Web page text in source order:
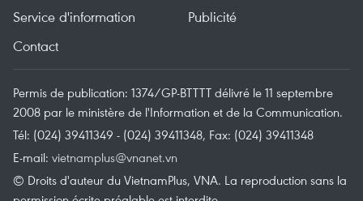
Service d'information
Publicité
Contact
Permis de publication: 1374/GP-BTTTT délivré le 11 septembre
2008 par le ministère de l'Information et de la Communication.
Tél: (024) 39411349 - (024) 39411348, Fax: (024) 39411348
E-mail: vietnamplus@vnanet.vn
© Droits d'auteur du VietnamPlus, VNA. La reproduction sans la